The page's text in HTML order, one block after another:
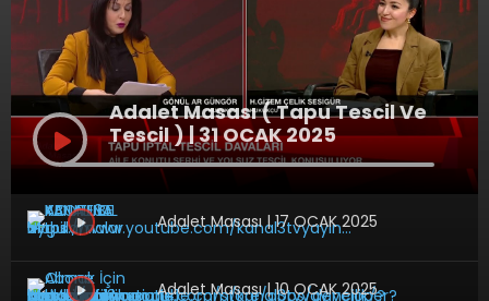
Adalet Masası ( Tapu Tescil Ve
Tescil ) | 31 OCAK 2025
Adalet Masası | 17 OCAK 2025
Adalet Masası | 10 OCAK 2025